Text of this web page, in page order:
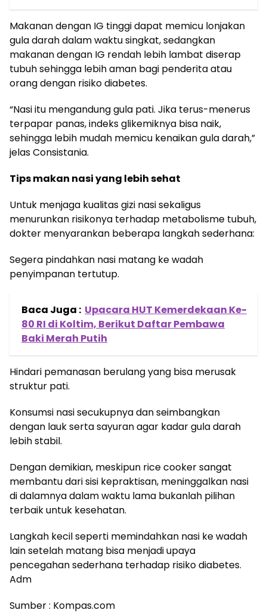
Makanan dengan IG tinggi dapat memicu lonjakan
gula darah dalam waktu singkat, sedangkan
makanan dengan IG rendah lebih lambat diserap
tubuh sehingga lebih aman bagi penderita atau
orang dengan risiko diabetes.
“Nasi itu mengandung gula pati. Jika terus-menerus
terpapar panas, indeks glikemiknya bisa naik,
sehingga lebih mudah memicu kenaikan gula darah,”
jelas Consistania.
Tips makan nasi yang lebih sehat
Untuk menjaga kualitas gizi nasi sekaligus
menurunkan risikonya terhadap metabolisme tubuh,
dokter menyarankan beberapa langkah sederhana:
Segera pindahkan nasi matang ke wadah
penyimpanan tertutup.
Baca Juga : Upacara HUT Kemerdekaan Ke-
80 RI di Koltim, Berikut Daftar Pembawa
Baki Merah Putih
Hindari pemanasan berulang yang bisa merusak
struktur pati.
Konsumsi nasi secukupnya dan seimbangkan
dengan lauk serta sayuran agar kadar gula darah
lebih stabil.
Dengan demikian, meskipun rice cooker sangat
membantu dari sisi kepraktisan, meninggalkan nasi
di dalamnya dalam waktu lama bukanlah pilihan
terbaik untuk kesehatan.
Langkah kecil seperti memindahkan nasi ke wadah
lain setelah matang bisa menjadi upaya
pencegahan sederhana terhadap risiko diabetes.
Adm
Sumber : Kompas.com